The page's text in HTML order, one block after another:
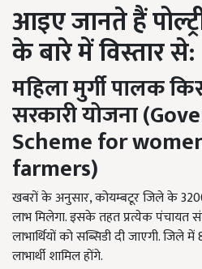
आइए जानते हैं
के बारे में विस्तार से:
महिलामुर्गी पालक
सरकारी योजना (
Scheme for
farmers)
खबरों के अनुसार, कोयम्बटूर जिले के
लाभ मिलेगा. इसके तहत प्रत्येक पंचायत
लाभार्थियों को सब्सिडी दी जाएगी. जिले
लाभार्थी शामिल होंगे.